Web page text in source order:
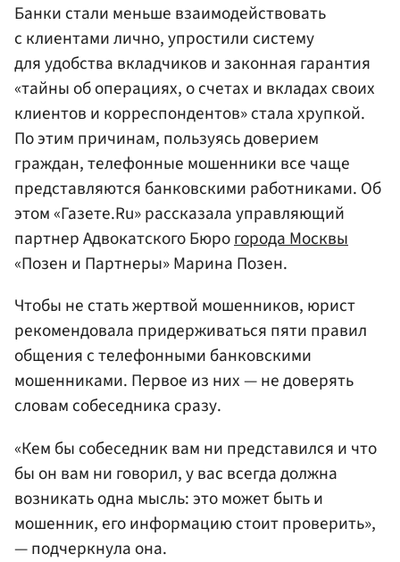
Банки стали меньше взаимодействовать
с клиентами лично, упростили систему
для удобства вкладчиков и законная гарантия
«тайны об операциях, о счетах и вкладах своих
клиентов и корреспондентов» стала хрупкой.
По этим причинам, пользуясь доверием
граждан, телефонные мошенники все чаще
представляются банковскими работниками. Об
этом «Газете.Ru» рассказала управляющий
партнер Адвокатского Бюрогорода Москвы
«Позен и Партнеры» Марина Позен.
Чтобы не стать жертвой мошенников, юрист
рекомендовала придерживаться пяти правил
общения с телефонными банковскими
мошенниками. Первое из них — не доверять
словам собеседника сразу.
«Кем бы собеседник вам ни представился и что
бы он вам ни говорил, у вас всегда должна
возникать одна мысль: это может быть и
мошенник, его информацию стоит проверить»,
— подчеркнула она.